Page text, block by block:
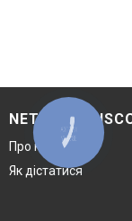
NETWORK
Про компанію
Як дістатися
КНОПКА
ЗВ'ЯЗКУ